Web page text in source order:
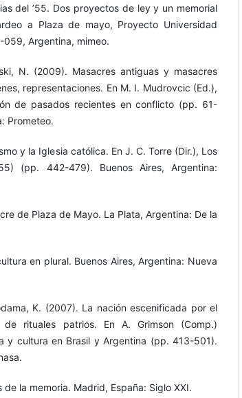
del ’55. Dos proyectos de ley y un memorial
a Plaza de mayo, Proyecto Universidad
059, Argentina, mimeo.
N. (2009). Masacres antiguas y masacres
representaciones. En M. I. Mudrovcic (Ed.),
de pasados recientes en conflicto (pp. 61-
Prometeo.
y la Iglesia católica. En J. C. Torre (Dir.), Los
(pp. 442-479). Buenos Aires, Argentina:
de Plaza de Mayo. La Plata, Argentina: De la
en plural. Buenos Aires, Argentina: Nueva
K. (2007). La nación escenificada por el
de rituales patrios. En A. Grimson (Comp.)
y cultura en Brasil y Argentina (pp. 413-501).
la memoria. Madrid, España: Siglo XXI.